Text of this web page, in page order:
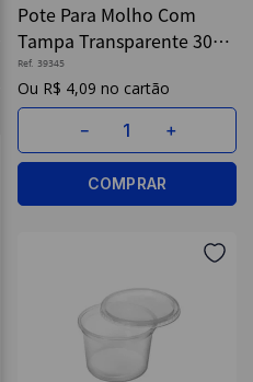
Pote Para Molho Com
Tampa Transparente 30ml
20 Un - Galvanotek
Ref. 39345
R$ 4,09
＋
－
COMPRAR